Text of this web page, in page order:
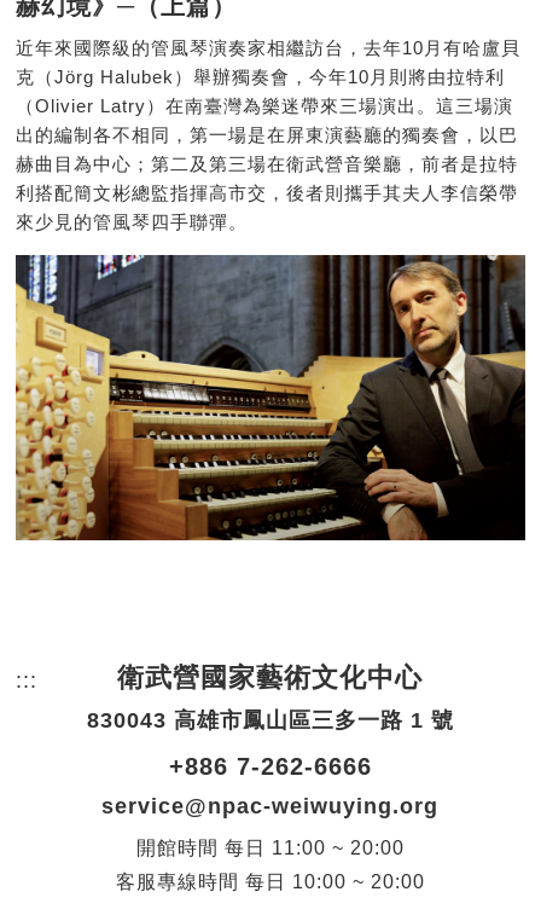
赫幻境》─（上篇）
近年來國際級的管風琴演奏家相繼訪台，去年10月有哈盧貝
克（Jörg Halubek）舉辦獨奏會，今年10月則將由拉特利
（Olivier Latry）在南臺灣為樂迷帶來三場演出。這三場演
出的編制各不相同，第一場是在屏東演藝廳的獨奏會，以巴
赫曲目為中心；第二及第三場在衛武營音樂廳，前者是拉特
利搭配簡文彬總監指揮高市交，後者則攜手其夫人李信榮帶
來少見的管風琴四手聯彈。
::: 頁尾網站資訊。
衛武營國家藝術文化中心
830043 高雄市鳳山區三多一路 1 號
+886 7-262-6666
service@npac-weiwuying.org
開館時間 每日
11:00 ~ 20:00
客服專線時間 每日 10:00 ~ 20:00